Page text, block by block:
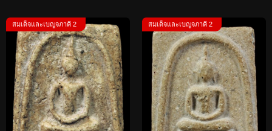
สมเด็จและเบญจภาคี 2 สมเด็จและเบญจภาคี 2